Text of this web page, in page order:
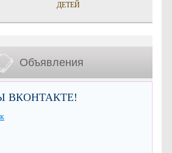
ДЕТЕЙ
Объявления
ВКОНТАКТЕ!